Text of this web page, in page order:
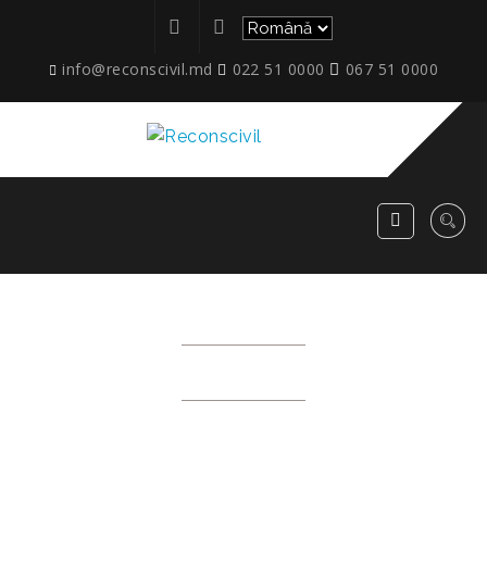
info@reconscivil.md 022 51 0000 067 51 0000